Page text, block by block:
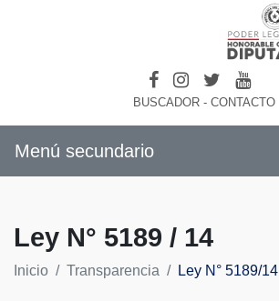
BUSCADOR - CONTACTO
Menú secundario
Ley N° 5189 / 14
Inicio Transparencia Ley N° 5189/14